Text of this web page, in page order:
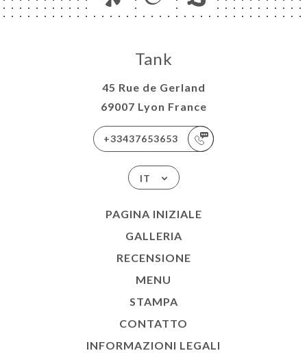
Tank
45 Rue de Gerland
69007 Lyon France
+33437653653
IT
PAGINA INIZIALE
GALLERIA
RECENSIONE
MENU
STAMPA
CONTATTO
INFORMAZIONI LEGALI